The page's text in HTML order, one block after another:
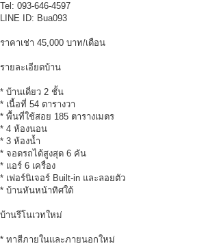
Tel: 093-646-4597
LINE ID: Bua093
ราคาเช่า 45,000 บาท/เดือน
รายละเอียดบ้าน
* บ้านเดี่ยว 2 ชั้น
* เนื้อที่ 54 ตารางวา
* พื้นที่ใช้สอย 185 ตารางเมตร
* 4 ห้องนอน
* 3 ห้องน้ำ
* จอดรถได้สูงสุด 6 คัน
* แอร์ 6 เครื่อง
* เฟอร์นิเจอร์ Built-in และลอยตัว
* บ้านหันหน้าทิศใต้
บ้านรีโนเวทใหม่
* ทาสีภายในและภายนอกใหม่